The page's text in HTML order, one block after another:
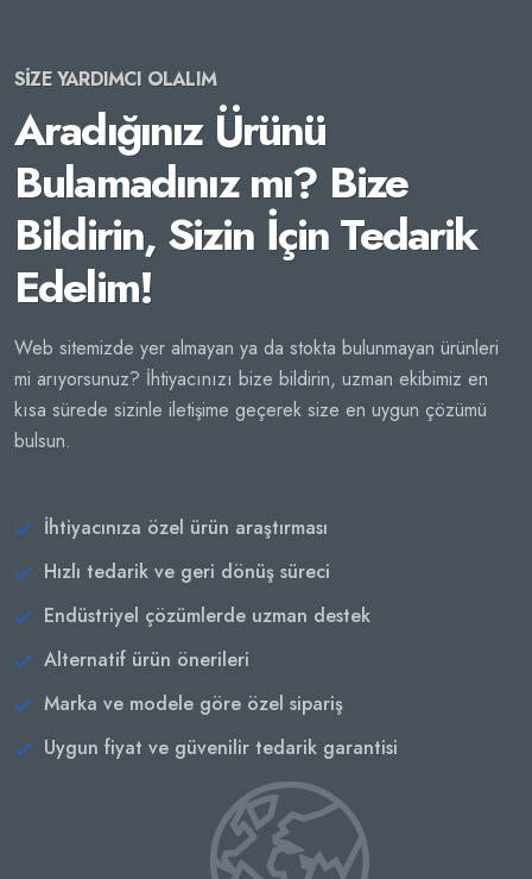
SİZE YARDIMCI OLALIM
Aradığınız Ürünü
Bulamadınız mı? Bize
Bildirin, Sizin İçin Tedarik
Edelim!
Web sitemizde yer almayan ya da stokta bulunmayan ürünleri
mi arıyorsunuz? İhtiyacınızı bize bildirin, uzman ekibimiz en
kısa sürede sizinle iletişime geçerek size en uygun çözümü
bulsun.
İhtiyacınıza özel ürün araştırması
Hızlı tedarik ve geri dönüş süreci
Endüstriyel çözümlerde uzman destek
Alternatif ürün önerileri
Marka ve modele göre özel sipariş
Uygun fiyat ve güvenilir tedarik garantisi